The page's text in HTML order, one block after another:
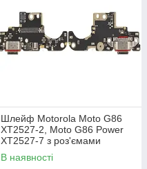
Шлейф Motorola Moto G86
XT2527-2, Moto G86 Power
XT2527-7 з роз'ємами
зарядки та SIM картки, з
мікрофоном - нижня плата
В наявності